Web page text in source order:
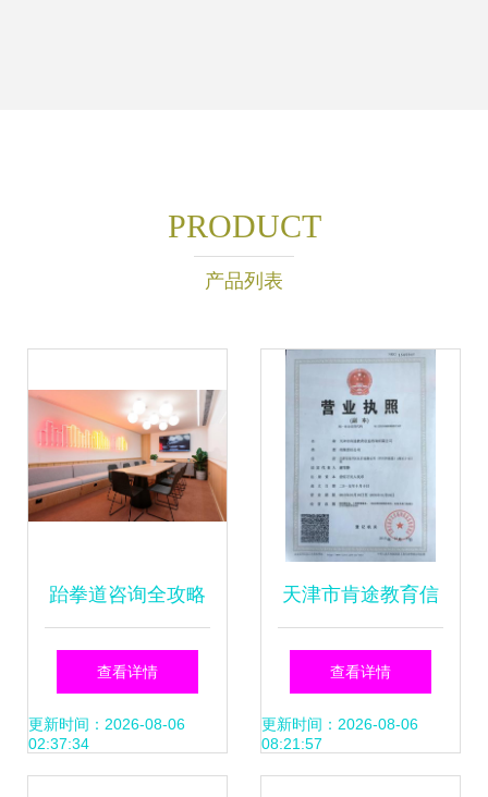
PRODUCT
产品列表
跆拳道咨询全攻略
福思得教育，让技
术精进与成长并行
查看详情
更新时间：2026-08-06
02:37:34
天津市肯途教育信
息咨询资质代办公
司-资质管家 教育
查看详情
更新时间：2026-08-06
08:21:57